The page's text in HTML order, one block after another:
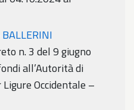
n. 3 del 9 giugno
all’Autorità di
Occidentale –